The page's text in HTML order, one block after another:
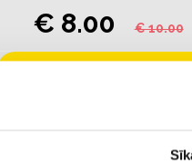
€ 8.00€ 10.00